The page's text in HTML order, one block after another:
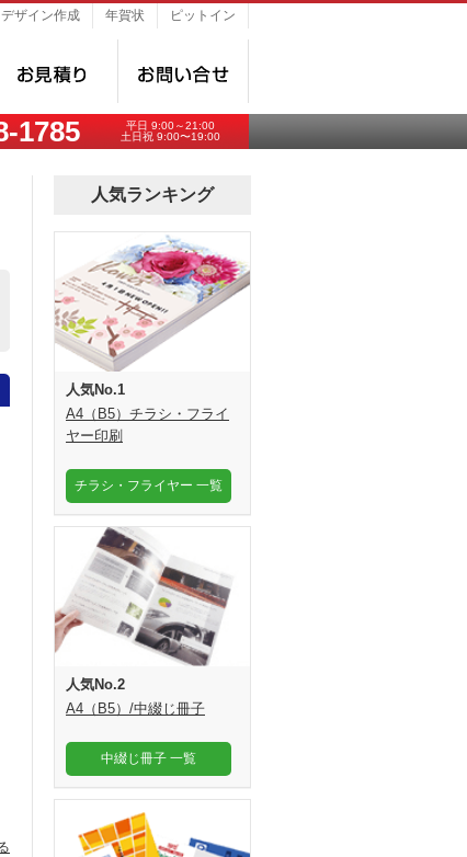
デザイン作成 年賀状 ピットイン
1785
平日 9:00～21:00
土日祝 9:00〜19:00
人気ランキング
人気No.1
A4（B5）チラシ・フライ
ヤー印刷
チラシ・フライヤー 一覧
人気No.2
A4（B5）/中綴じ冊子
中綴じ冊子 一覧